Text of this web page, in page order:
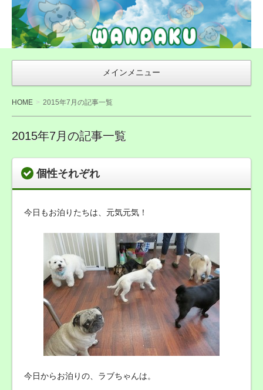
WAN友ブログ
（ご来店感謝ブ
ログ）〜札幌市
豊平区の犬トリ
ミング・無添加
おやつ店
WANPAKU（わ
んぱく）
メインメニュー
HOME 2015年7月の記事一覧
2015年7月の記事一覧
個性それぞれ
今日もお泊りたちは、元気元気！
今日からお泊りの、ラブちゃんは。